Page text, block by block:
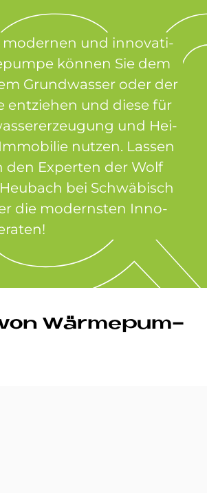
mo­der­nen und in­no­va­ti­
kön­nen Sie dem
Grund­was­ser oder der
ent­zie­hen und die­se für
und Hei­
nut­zen. Las­sen
den Ex­per­ten der Wolf
bei Schwä­bisch
die mo­dern­sten In­no­
Wär­me­pum­